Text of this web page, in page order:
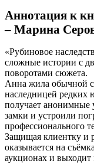
Аннотация к
– Марина
«Рубиновое
сложные истории с
поворотами сюжета.
Анна жила обычной
наследницей редких
получает анонимные
замки и устроили
профессионального
Защищая клиентку и
оказывается на
аукционах и